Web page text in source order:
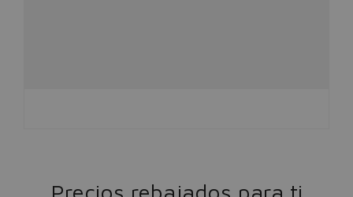
Precios rebajados para ti